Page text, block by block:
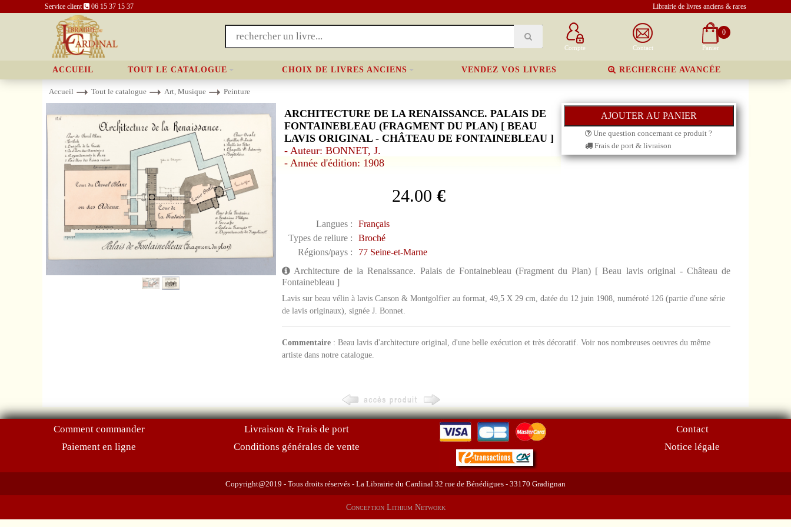
Service client 06 15 37 15 37 Librairie de livres anciens & rares
Compte Contact
0
Panier
ACCUEIL TOUT LE CATALOGUE CHOIX DE LIVRES ANCIENS VENDEZ VOS LIVRES RECHERCHE AVANCÉE
Accueil Tout le catalogue Art, Musique Peinture
ARCHITECTURE DE LA RENAISSANCE. PALAIS DE
FONTAINEBLEAU (FRAGMENT DU PLAN) [ BEAU
LAVIS ORIGINAL - CHÂTEAU DE FONTAINEBLEAU ]
- Auteur: BONNET, J.
- Année d'édition: 1908
24.00 €
Langues :
Français
Types de reliure :
Broché
Régions/pays :
77 Seine-et-Marne
Une question concernant ce produit ?
Frais de port & livraison
Architecture de la Renaissance. Palais de Fontainebleau (Fragment du Plan) [ Beau lavis original - Château de
Fontainebleau ]
Lavis sur beau vélin à lavis Canson & Montgolfier au format, 49,5 X 29 cm, datée du 12 juin 1908, numéroté 126 (partie d'une série
de lavis originaux), signée J. Bonnet.
Commentaire: Beau lavis d'architecture original, d'une belle exécution et très décoratif. Voir nos nombreuses oeuvres du même
artiste dans notre catalogue.
Comment commander
Paiement en ligne
Livraison & Frais de port
Conditions générales de vente
Contact
Notice légale
Copyright@2019 - Tous droits réservés - La Librairie du Cardinal 32 rue de Bénédigues - 33170 Gradignan
Conception Lithium Network